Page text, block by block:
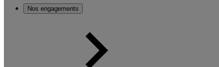
Nos engagements